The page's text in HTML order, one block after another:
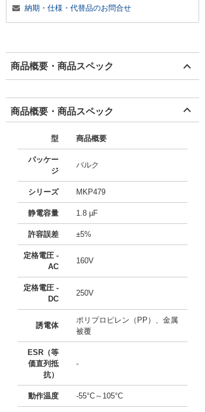
納期・仕様・代替品のお問合せ
商品概要・商品スペック
商品概要・商品スペック
型 商品概要
パッケー
ジ
バルク
シリーズ MKP479
静電容量 1.8 µF
許容誤差 ±5%
定格電圧 -
AC
160V
定格電圧 -
DC
250V
誘電体
ポリプロピレン（PP）、金属
被覆
ESR（等
価直列抵
抗）
-
動作温度 -55°C～105°C